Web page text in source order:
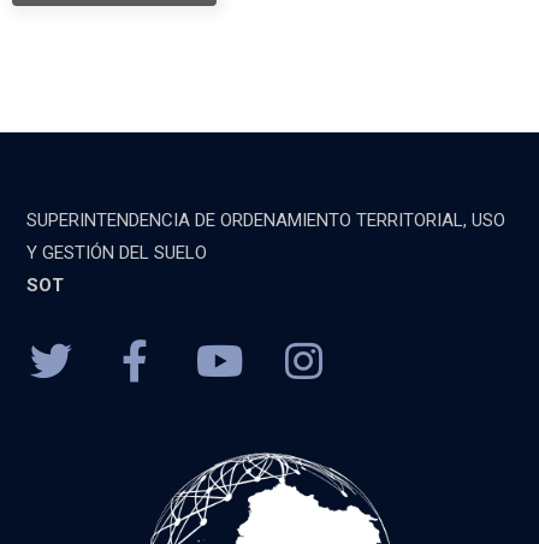
SUPERINTENDENCIA DE ORDENAMIENTO TERRITORIAL, USO
Y GESTIÓN DEL SUELO
SOT